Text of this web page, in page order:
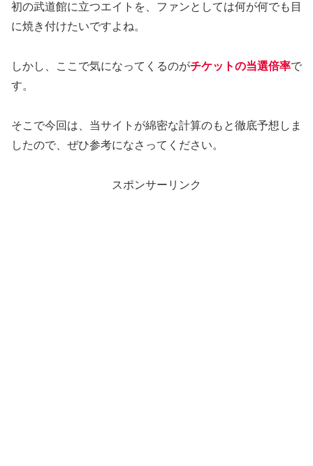
初の武道館に立つエイトを、ファンとしては何が何でも目
に焼き付けたいですよね。
しかし、ここで気になってくるのがチケットの当選倍率で
す。
そこで今回は、当サイトが綿密な計算のもと徹底予想しま
したので、ぜひ参考になさってください。
スポンサーリンク